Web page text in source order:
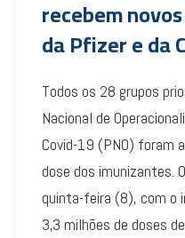
recebem
da Pfizer e da
Todos os 28 grupos
Nacional de
Covid-19 (PNO) foram
dose dos imunizantes.
quinta-feira (8), com o
3,3 milhões de doses